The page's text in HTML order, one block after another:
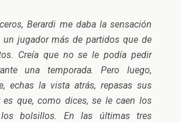
Berardi me daba la sensación
un jugador más de partidos que de
Creía que no se le podía pedir
una temporada. Pero luego,
echas la vista atrás, repasas sus
es que, como dices, se le caen los
bolsillos. En las últimas tres